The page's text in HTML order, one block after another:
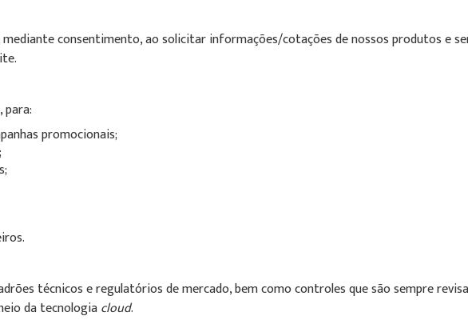
consentimento, ao solicitar informações/cotações de nossos produtos e
promocionais;
técnicos e regulatórios de mercado, bem como controles que são sempre
da tecnologiacloud.